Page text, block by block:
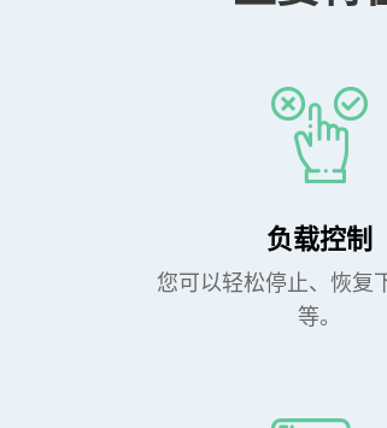
负载控制
您可以轻松停止、恢复
等。